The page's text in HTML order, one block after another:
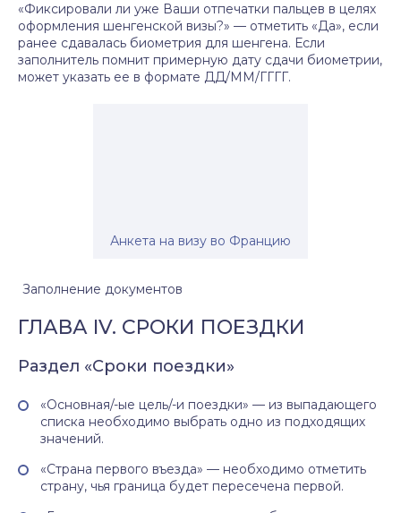
«Фиксировали ли уже Ваши отпечатки пальцев в целях
оформления шенгенской визы?» — отметить «Да», если
ранее сдавалась биометрия для шенгена. Если
заполнитель помнит примерную дату сдачи биометрии,
может указать ее в формате ДД/ММ/ГГГГ.
Анкета на визу во Францию
Заполнение документов
ГЛАВА IV. СРОКИ ПОЕЗДКИ
Раздел «Сроки поездки»
«Основная/-ые цель/-и поездки» — из выпадающего
списка необходимо выбрать одно из подходящих
значений.
«Страна первого въезда» — необходимо отметить
страну, чья граница будет пересечена первой.